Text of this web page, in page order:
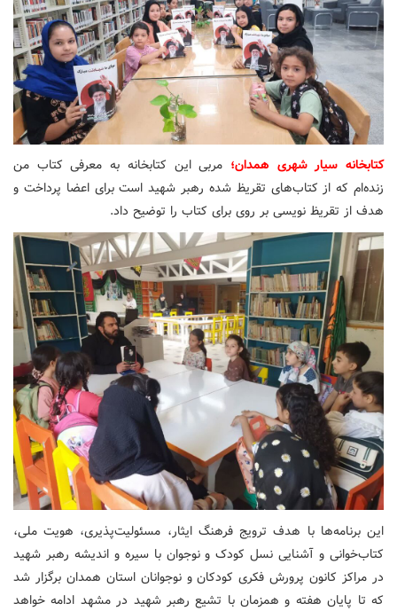
کتابخانه سیار شهری همدان؛ مربی این کتابخانه به معرفی کتاب من
زنده‌ام که از کتاب‌های تقریظ شده رهبر شهید است برای اعضا پرداخت و
هدف از تقریظ نویسی بر روی برای کتاب را توضیح داد.
این برنامه‌ها با هدف ترویج فرهنگ ایثار، مسئولیت‌پذیری، هویت ملی،
کتاب‌خوانی و آشنایی نسل کودک و نوجوان با سیره و اندیشه رهبر شهید
در مراکز کانون پرورش فکری کودکان و نوجوانان استان همدان برگزار شد
که تا پایان هفته و همزمان با تشیع رهبر شهید در مشهد ادامه خواهد